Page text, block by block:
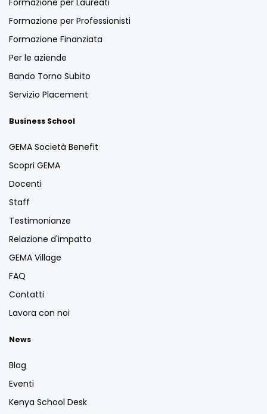
Formazione per Laureati
Formazione per Professionisti
Formazione Finanziata
Per le aziende
Bando Torno Subito
Servizio Placement
Business School
GEMA Società Benefit
Scopri GEMA
Docenti
Staff
Testimonianze
Relazione d'impatto
GEMA Village
FAQ
Contatti
Lavora con noi
News
Blog
Eventi
Kenya School Desk